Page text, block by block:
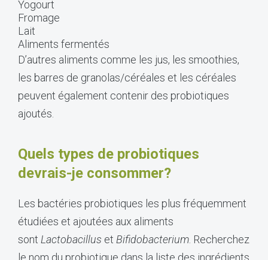
Yogourt
Fromage
Lait
Aliments fermentés
D’autres aliments comme les jus, les smoothies,
les barres de granolas/céréales et les céréales
peuvent également contenir des probiotiques
ajoutés.
Quels types de probiotiques
devrais-je consommer?
Les bactéries probiotiques les plus fréquemment
étudiées et ajoutées aux aliments
sont Lactobacillus et Bifidobacterium . Recherchez
le nom du probiotique dans la liste des ingrédients